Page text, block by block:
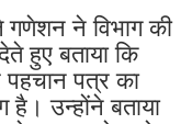
ने विभाग की
हुए बताया कि
पहचान पत्र का
है। उन्होंने बताया